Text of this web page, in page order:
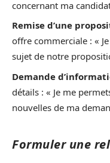
concernant ma
Remise d’une
offre commerciale : «
sujet de notre
Demande
détails : « Je me
nouvelles de ma
Formuler une